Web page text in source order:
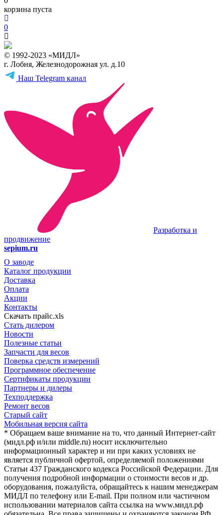
корзина пуста
0
© 1992-2023 «МИДЛ»
г. Лобня, Железнодорожная ул. д.10
Наш Telegram канал
Разработка и
продвижение
sepium.ru
О заводе
Каталог продукции
Доставка
Оплата
Акции
Контакты
Скачать прайс.xls
Стать дилером
Новости
Полезные статьи
Запчасти для весов
Поверка средств измерений
Программное обеспечение
Сертификаты продукции
Партнеры и дилеры
Техподдержка
Ремонт весов
Старый сайт
Мобильная версия сайта
* Обращаем ваше внимание на то, что данный Интернет-сайт
(мидл.рф и/или middle.ru) носит исключительно
информационный характер и ни при каких условиях не
является публичной офертой, определяемой положениями
Статьи 437 Гражданского кодекса Российской Федерации. Для
получения подробной информации о стоимости весов и др.
оборудования, пожалуйста, обращайтесь к нашим менеджерам
МИДЛ по телефону или E-mail. При полном или частичном
использовании материалов сайта ссылка на www.мидл.рф